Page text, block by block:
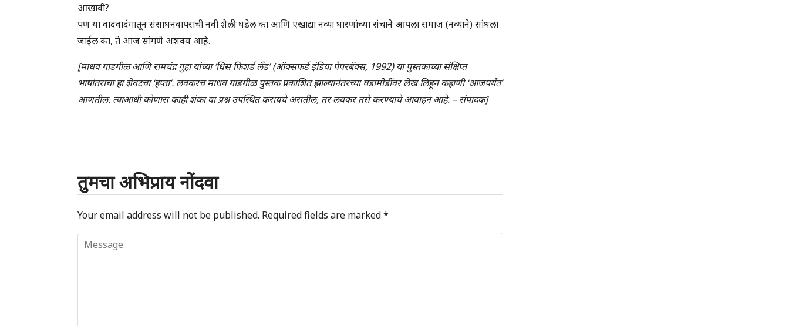
आखावी?
पण या वादवादंगातून संसाधनवापराची नवी शैली घडेल का आणि एखाद्या नव्या धारणांच्या संचाने आपला समाज (नव्याने) सांधला
जाईल का, ते आज सांगणे अशक्य आहे.
[माधव गाडगीळ आणि रामचंद्र गुहा यांच्या ‘धिस फिशर्ड लँड’ (ऑक्सफर्ड इंडिया पेपरबॅक्स, 1992) या पुस्तकाच्या संक्षिप्त
भाषांतराचा हा शेवटचा ‘हप्ता’. लवकरच माधव गाडगीळ पुस्तक प्रकाशित झाल्यानंतरच्या घडामोडींवर लेख लिहून कहाणी ‘आजपर्यंत’
आणतील. त्याआधी कोणास काही शंका वा प्रश्न उपस्थित करायचे असतील, तर लवकर तसे करण्याचे आवाहन आहे. – संपादक]
तुमचा अभिप्राय नोंदवा
Your email address will not be published. Required fields are marked*